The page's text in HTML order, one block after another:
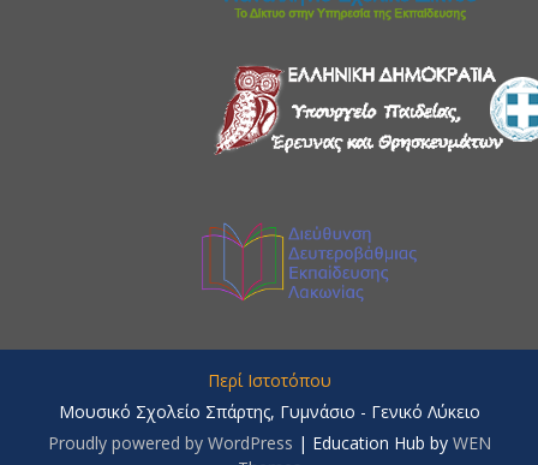
Περί Ιστοτόπου
Μουσικό Σχολείο Σπάρτης, Γυμνάσιο - Γενικό Λύκειο
Proudly powered by WordPress | Education Hub by WEN